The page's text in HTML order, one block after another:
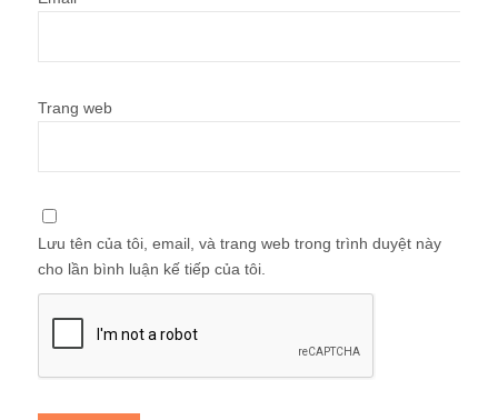
Trang web
Lưu tên của tôi, email, và trang web trong trình duyệt này
cho lần bình luận kế tiếp của tôi.